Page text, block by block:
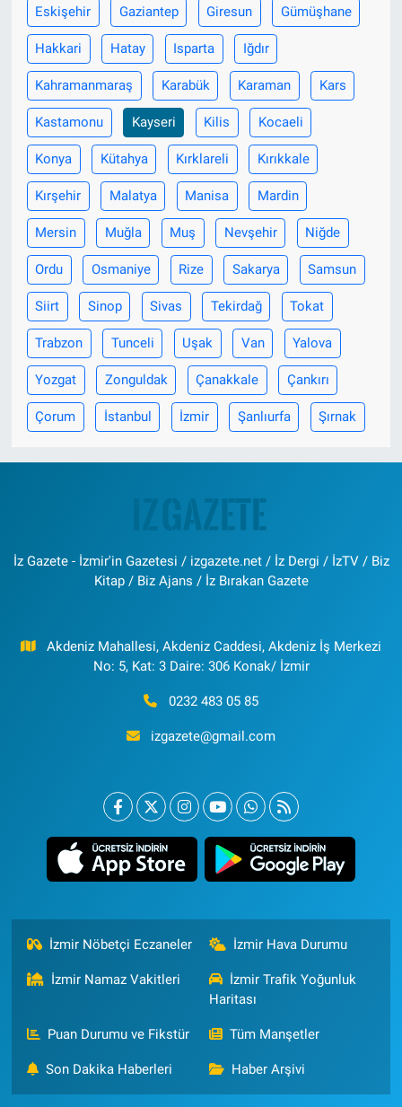
Eskişehir Gaziantep Giresun Gümüşhane
Hakkari Hatay Isparta Iğdır
Kahramanmaraş Karabük Karaman Kars
Kastamonu Kayseri Kilis Kocaeli
Konya Kütahya Kırklareli Kırıkkale
Kırşehir Malatya Manisa Mardin
Mersin Muğla Muş Nevşehir Niğde
Ordu Osmaniye Rize Sakarya Samsun
Siirt Sinop Sivas Tekirdağ Tokat
Trabzon Tunceli Uşak Van Yalova
Yozgat Zonguldak Çanakkale Çankırı
Çorum İstanbul İzmir Şanlıurfa Şırnak
İz Gazete - İzmir'in Gazetesi / izgazete.net / İz Dergi / İzTV / Biz
Kitap / Biz Ajans / İz Bırakan Gazete
Akdeniz Mahallesi, Akdeniz Caddesi, Akdeniz İş Merkezi
No: 5, Kat: 3 Daire: 306 Konak/ İzmir
0232 483 05 85
izgazete@gmail.com
İzmir Nöbetçi Eczaneler İzmir Hava Durumu
İzmir Namaz Vakitleri
İzmir Trafik Yoğunluk
Haritası
Puan Durumu ve Fikstür Tüm Manşetler
Son Dakika Haberleri Haber Arşivi